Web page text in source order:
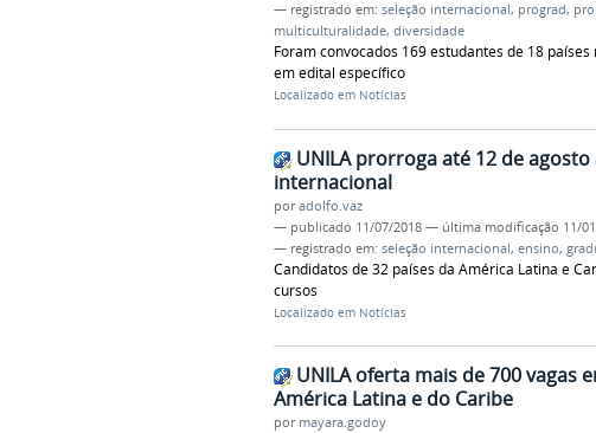
— registrado em: seleção internacional, prograd,
multiculturalidade, diversidade
Foram convocados 169 estudantes de 18
em edital específico
Localizado em Notícias
UNILA prorroga até 12 de
internacional
poradolfo.vaz
— publicado 11/07/2018 — última modificação 11/
— registrado em: seleção internacional, ensino,
Candidatos de 32 países da América Latina e
cursos
Localizado em Notícias
UNILA oferta mais de 700 vagas
América Latina e do Caribe
por mayara.godoy